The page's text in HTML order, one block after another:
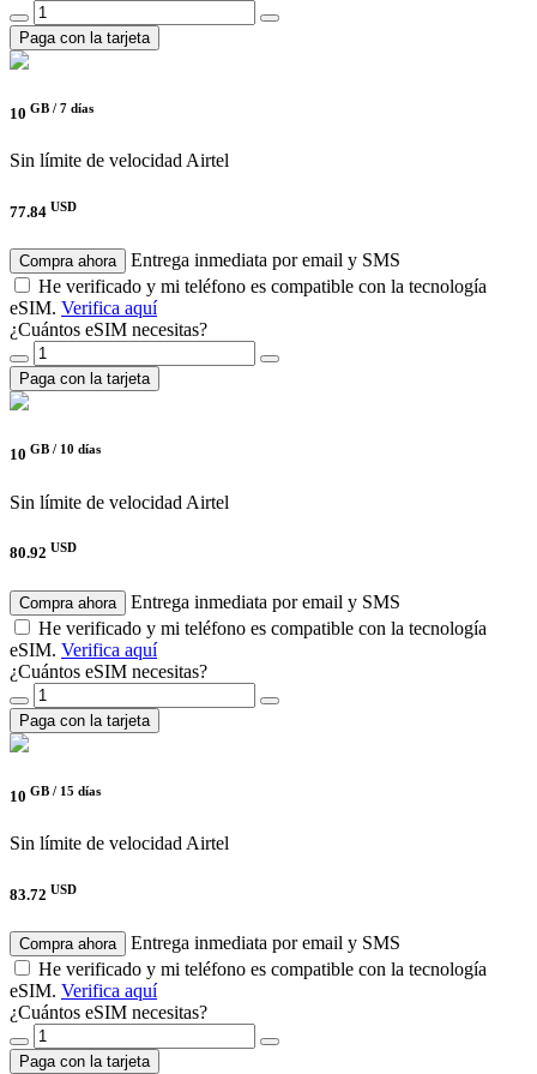
Paga con la tarjeta
10 GB / 7 días
Sin límite de velocidad Airtel
77.84 USD
Compra ahora
Entrega inmediata por email y SMS
He verificado y mi teléfono es compatible con la tecnología
eSIM. Verifica aquí
¿Cuántos eSIM necesitas?
Paga con la tarjeta
10 GB / 10 días
Sin límite de velocidad Airtel
80.92 USD
Compra ahora
Entrega inmediata por email y SMS
He verificado y mi teléfono es compatible con la tecnología
eSIM. Verifica aquí
¿Cuántos eSIM necesitas?
Paga con la tarjeta
10 GB / 15 días
Sin límite de velocidadAirtel
83.72 USD
Compra ahora
Entrega inmediata por email y SMS
He verificado y mi teléfono es compatible con la tecnología
eSIM. Verifica aquí
¿Cuántos eSIM necesitas?
Paga con la tarjeta